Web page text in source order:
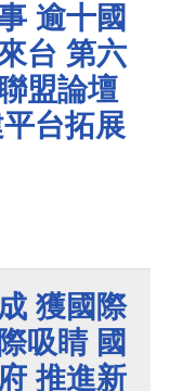
逾十國
台 第六
盟論壇
台拓展
獲國際
吸睛 國
推進新